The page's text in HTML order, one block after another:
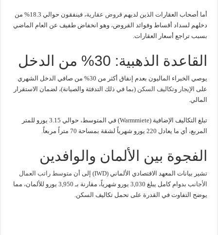
أما أصحاب العقارات الذين لديهم قروض عقارية
، فينفقون حوالي 18.3% من
دخلهم لسداد أقساط وفوائد القروض، وهو انخفاض طفيف عن العام الماضي
بسبب تراجع أسعار العقارات.
القاعدة الذهبية: 30% من الدخل
يوصي الخبراء الماليون بعدم إنفاق أكثر من 30% من صافي الدخل الشهري
على الإيجار وتكاليف السكن (بما في ذلك التدفئة والصيانة)، لضمان الاستقرار
المالي.
تبلغ التكاليف الإضافية (Warmmiete) في المتوسط، حوالي 3.15 يورو للمتر
المربع، أي ما يعادل 220 يورو شهرياً لشقة بمساحة 70 متراً مربعاً.
الفجوة بين الألمان والوافدين
تشير بيانات المعهد الاقتصادي الألماني (IWD) إلى أن
متوسط راتب العمال
الأجان
ب بدوام كامل يبلغ 3,030 يورو شهرياً، مقارنة بـ 3,950 يورو للألمان، مما
يوضح التفاوت في القدرة على تحمل تكاليف السكن.